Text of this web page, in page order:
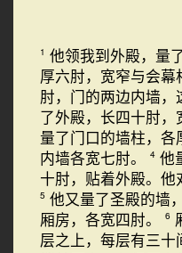
1 他领我到外殿，量
厚六肘，宽窄与会幕
肘，门的两边内墙
了外殿，长四十肘，
量了门口的墙柱，
内墙各宽七肘。
4 他
十肘，贴着外殿。他
5 他又量了圣殿的墙
厢房，各宽四肘。
6
层之上，每层有三